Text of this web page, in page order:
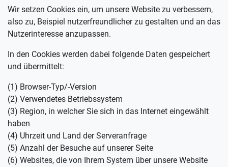
Wir setzen Cookies ein, um unsere Website zu verbessern,
also zu, Beispiel nutzerfreundlicher zu gestalten und an das
Nutzerinteresse anzupassen.
In den Cookies werden dabei folgende Daten gespeichert
und übermittelt:
(1) Browser-Typ/-Version
(2) Verwendetes Betriebssystem
(3) Region, in welcher Sie sich in das Internet eingewählt
haben
(4) Uhrzeit und Land der Serveranfrage
(5) Anzahl der Besuche auf unserer Seite
(6) Websites, die von Ihrem System über unsere Website